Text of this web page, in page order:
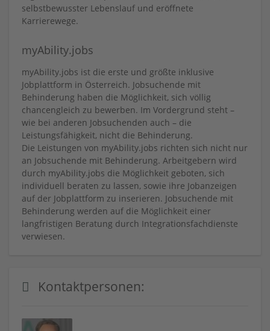
selbstbewusster Lebenslauf und eröffnete
Karrierewege.
myAbility.jobs
myAbility.jobs ist die erste und größte inklusive
Jobplattform in Österreich. Jobsuchende mit
Behinderung haben die Möglichkeit, sich völlig
chancengleich zu bewerben. Im Vordergrund steht –
wie bei anderen Jobsuchenden auch – die
Leistungsfähigkeit, nicht die Behinderung.
Die Leistungen von myAbility.jobs richten sich nicht nur
an Jobsuchende mit Behinderung. Arbeitgebern wird
durch myAbility.jobs die Möglichkeit geboten, sich
individuell beraten zu lassen, sowie ihre Jobanzeigen
auf der Jobplattform zu inserieren. Jobsuchende mit
Behinderung werden auf die Möglichkeit einer
langfristigen Beratung durch Integrationsfachdienste
verwiesen.
Kontaktpersonen: